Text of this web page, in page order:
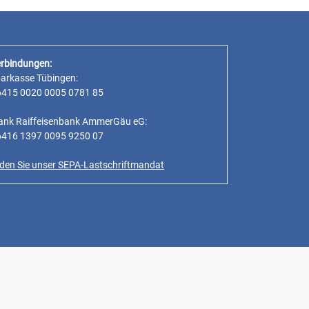
Tübingen:
0020 0005 0781 85
Raiffeisenbank AmmerGäu eG:
1397 0095 9250 07
Sie unser SEPA-Lastschriftmandat